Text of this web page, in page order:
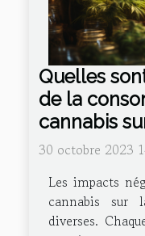
Quelles
de la
cannabis
30 octobre 2023
Les impacts
cannabis sur
diverses.